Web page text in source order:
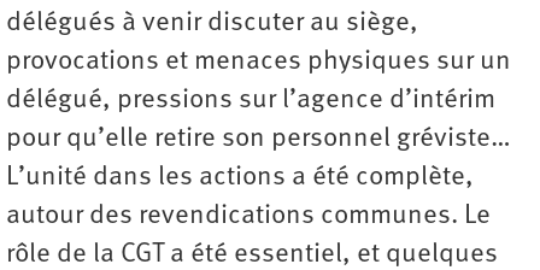
délégués à venir discuter au siège,
provocations et menaces physiques sur un
délégué, pressions sur l’agence d’intérim
pour qu’elle retire son personnel gréviste…
L’unité dans les actions a été complète,
autour des revendications communes. Le
rôle de la CGT a été essentiel, et quelques